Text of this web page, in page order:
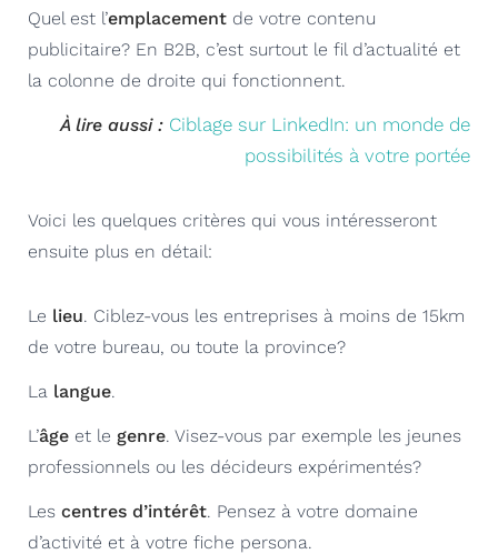
Quel est l’emplacement de votre contenu
publicitaire? En B2B, c’est surtout le fil d’actualité et
la colonne de droite qui fonctionnent.
À lire aussi : Ciblage sur LinkedIn: un monde de
possibilités à votre portée
Voici les quelques critères qui vous intéresseront
ensuite plus en détail:
Le lieu. Ciblez-vous les entreprises à moins de 15km
de votre bureau, ou toute la province?
La langue.
L’âge et le genre. Visez-vous par exemple les jeunes
professionnels ou les décideurs expérimentés?
Les centres d’intérêt. Pensez à votre domaine
d’activité et à votre fiche persona.